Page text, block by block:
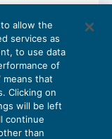
reato
allow the
services as
to use data
of
means that
Clicking on
will be left
continue
than